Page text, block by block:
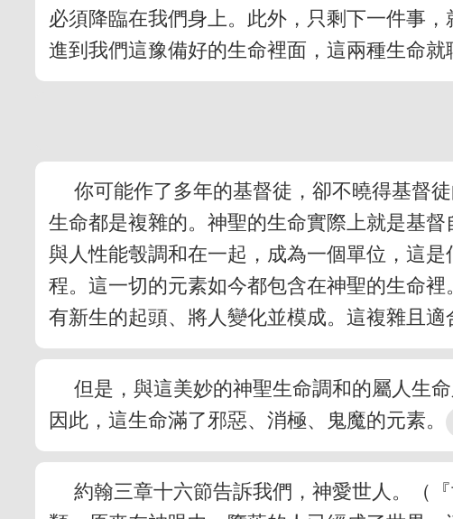
必須降臨在我們身上。此外，只剩下一件事
進到我們這豫備好的生命裡面，這兩種生命
你可能作了多年的基督徒，卻不曉得基督
生命都是複雜的。神聖的生命實際上就是基
與人性能彀調和在一起，成為一個單位，這
程。這一切的元素如今都包含在神聖的生命
有新生的起頭、將人變化並模成。這複雜且
但是，與這美妙的神聖生命調和的屬人生
因此，這生命滿了邪惡、消極、鬼魔的元素。
約翰三章十六節告訴我們，神愛世人。（